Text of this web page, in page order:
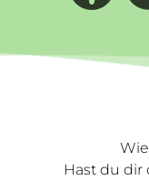
Hast du dir